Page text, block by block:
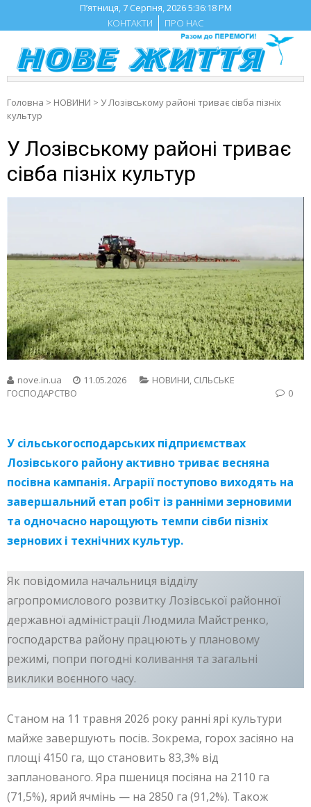
content
П’ятниця, 7 Серпня, 20265:36:19 PM
КОНТАКТИ
ПРО НАС
Головна > НОВИНИ > У Лозівському районі триває сівба пізніх
культур
У Лозівському районі триває
сівба пізніх культур
nove.in.ua 11.05.2026 НОВИНИ, СІЛЬСЬКЕ
ГОСПОДАРСТВО
0
У сільськогосподарських підприємствах
Лозівського району активно триває весняна
посівна кампанія. Аграрії поступово виходять на
завершальний етап робіт із ранніми зерновими
та одночасно нарощують темпи сівби пізніх
зернових і технічних культур.
Як повідомила начальниця відділу
агропромислового розвитку Лозівської районної
державної адміністрації Людмила Майстренко,
господарства району працюють у плановому
режимі, попри погодні коливання та загальні
виклики воєнного часу.
Станом на 11 травня 2026 року ранні ярі культури
майже завершують посів. Зокрема, горох засіяно на
площі 4150 га, що становить 83,3% від
запланованого. Яра пшениця посіяна на 2110 га
(71,5%), ярий ячмінь — на 2850 га (91,2%). Також